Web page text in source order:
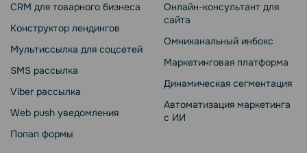
CRM для товарного бизнеса
Конструктор лендингов
Мультиссылка для соцсетей
SMS рассылка
Viber рассылка
Web push уведомления
Попап формы
Онлайн-консультант для
сайта
Омниканальный инбокс
Маркетинговая платформа
Динамическая сегментация
Автоматизация маркетинга
с ИИ